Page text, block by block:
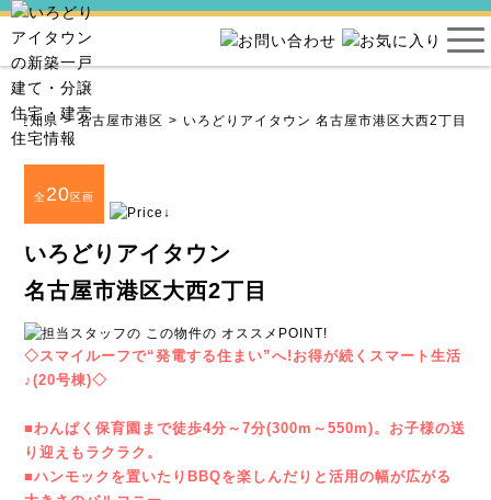
愛知県 名古屋市港区 いろどりアイタウン 名古屋市港区大西2丁目
全20区画
いろどりアイタウン
名古屋市港区大西2丁目
◇スマイルーフで“発電する住まい”へ!お得が続くスマート生活
♪(20号棟)◇
■わんぱく保育園まで徒歩4分～7分(300m～550m)。お子様の送
り迎えもラクラク。
■ハンモックを置いたりBBQを楽しんだりと活用の幅が広がる